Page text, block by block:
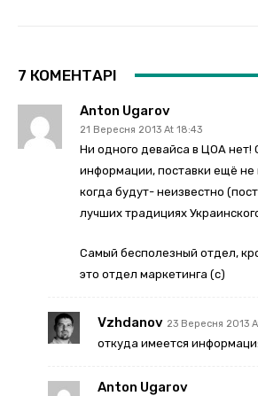
7 КОМЕНТАРІ
Anton Ugarov
21 Вересня 2013 At 18:43
Ни одного девайса в ЦОА нет!
информации, поставки ещё не
когда будут- неизвестно
лучших традициях
Самый бесполезный отдел,
это отдел маркетинга (с)
Vzhdanov 23 Вересня 2013
откуда имеется
Anton Ugarov